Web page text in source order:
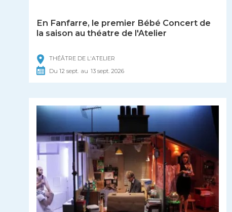
En Fanfarre, le premier Bébé Concert de
la saison au théatre de l'Atelier
THÉÂTRE DE L'ATELIER
Du 12 sept. au 13 sept.2026